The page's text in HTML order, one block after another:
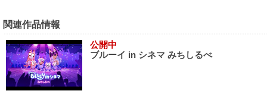
関連作品情報
公開中
ブルーイ in シネマ みちしるべ